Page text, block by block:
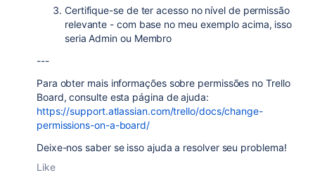
Certifique-se de ter acesso no nível de permissão
relevante - com base no meu exemplo acima, isso
seria Admin ou Membro
---
Para obter mais informações sobre permissões no Trello
Board, consulte esta página de ajuda:
https://support.atlassian.com/trello/docs/change-
permissions-on-a-board/
Deixe-nos saber se isso ajuda a resolver seu problema!
Like